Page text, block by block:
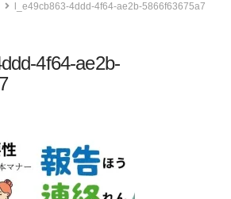
l_e49cb863-4ddd-4f64-ae2b-5866f63675a7
4f64-ae2b-